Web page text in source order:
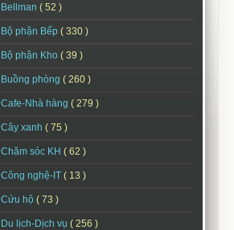
Bellman ( 52 )
Bộ phận Bếp ( 330 )
Bộ phận Kho ( 39 )
Buồng phòng ( 260 )
Cafe-Nhà hàng ( 279 )
Cây xanh ( 75 )
Chăm sóc KH ( 62 )
Công nghệ-IT ( 13 )
Cứu hộ ( 73 )
Du lịch-Dịch vụ ( 256 )